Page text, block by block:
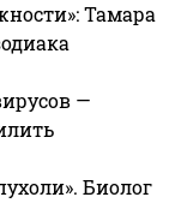
Тамара
—
Биолог